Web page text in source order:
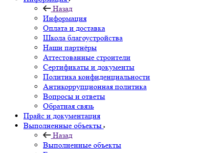
Назад
Информация
Оплата и доставка
Школа благоустройства
Наши партнёры
Аттестованные строители
Сертификаты и документы
Политика конфиденциальности
Антикоррупционная политика
Вопросы и ответы
Обратная связь
Прайс и документация
Выполненные объекты
Назад
Выполненные объекты